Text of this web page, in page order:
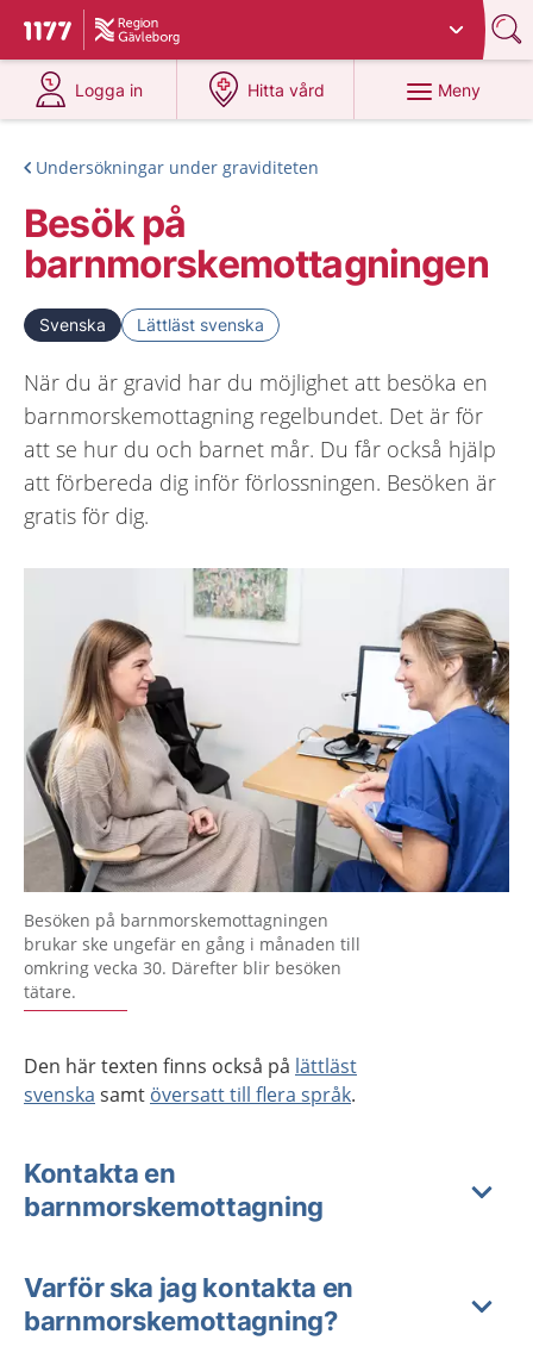
Till startsidan för 1177
Du har valt region
Logga in
på 1177.se
Hitta vård
på 1177.se
Meny
Undersökningar under graviditeten
Besök på
barnmorskemottagningen
Svenska Lättläst svenska
När du är gravid har du möjlighet att besöka en
barnmorskemottagning regelbundet. Det är för
att se hur du och barnet mår. Du får också hjälp
att förbereda dig inför förlossningen. Besöken är
gratis för dig.
Besöken på barnmorskemottagningen
brukar ske ungefär en gång i månaden till
omkring vecka 30. Därefter blir besöken
tätare.
Den här texten finns också på lättläst
svenska samt översatt till flera språk.
Kontakta en
barnmorskemottagning
Varför ska jag kontakta en
barnmorskemottagning?